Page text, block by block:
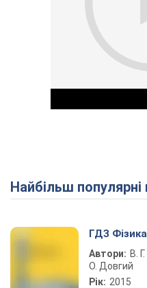
Найбільш популярні
ГДЗ
Автори: В.
О. Довгий
Рік: 2015